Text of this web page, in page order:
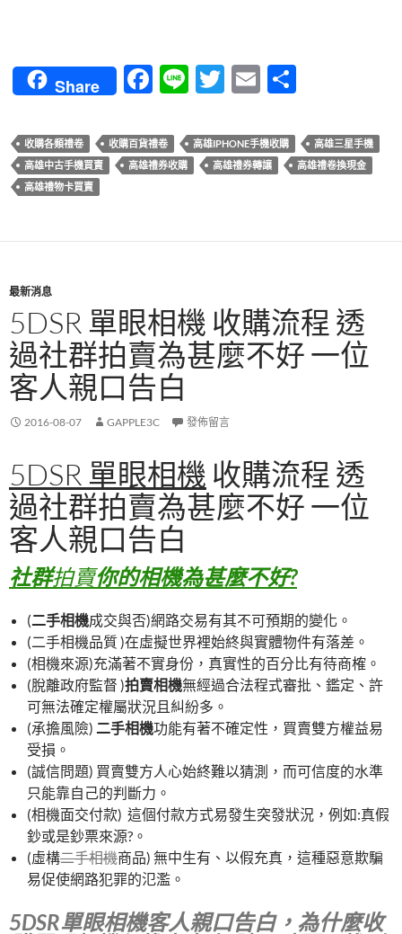
Share
F
e
b
k
Li
e
T
itt
er
E
ail
收購各類禮卷 收購百貨禮卷 高雄IPHONE手機收購
高雄三星手機
高雄中古手機買賣
高雄禮券收購 高雄禮券轉讓
高雄禮卷換現金
高雄禮物卡買賣
最新消息
5DSR 單眼相機 收購流程 透
過社群拍賣為甚麼不好 一位
客人親口告白
2016-08-07 GAPPLE3C 發佈留言
5DSR 單眼相機 收購流程 透
過社群拍賣為甚麼不好 一位
客人親口告白
社群拍賣你的相機為甚麼不好?
(二手相機成交與否)網路交易有其不可預期的變化。
(二手相機品質 )在虛擬世界裡始終與實體物件有落差。
(相機來源)充滿著不實身份，真實性的百分比有待商榷。
(脫離政府監督 )拍賣相機無經過合法程式審批、鑑定、許
可無法確定權屬狀況且糾紛多。
(承擔風險) 二手相機功能有著不確定性，買賣雙方權益易
受損。
(誠信問題) 買賣雙方人心始終難以猜測，而可信度的水準
只能靠自己的判斷力。
(相機面交付款) 這個付款方式易發生突發狀況，例如:真假
鈔或是鈔票來源?。
(虛構二手相機商品) 無中生有、以假充真，這種惡意欺騙
易促使網路犯罪的氾濫。
5DSR單眼相機客人親口告白，為什麼收